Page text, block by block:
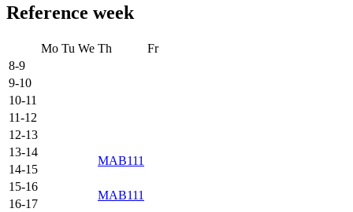
Reference week
Mo Tu We Th
Fr
8-9
9-10
10-11
11-12
12-13
13-14
MAB111
14-15
15-16
MAB111
16-17